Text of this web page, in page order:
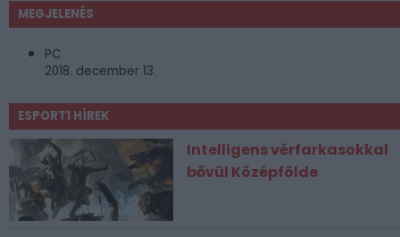
MEGJELENÉS
PC
2018. december 13.
ESPORT1 HÍREK
Intelligens vérfarkasokkal
bővül Középfölde